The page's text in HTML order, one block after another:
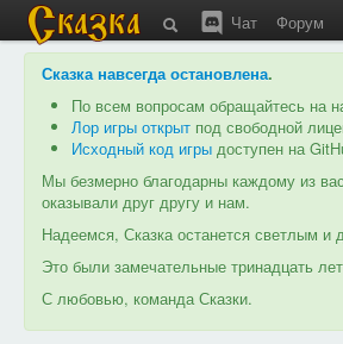
Чат Форум
Сказка навсегда остановлена.
По всем вопросам обращайтесь на
Лор игры открыт под свободной
Исходный код игры доступен на
Мы безмерно благодарны каждому из
оказывали друг другу и нам.
Надеемся, Сказка останется светлым
Это были замечательные тринадцать
С любовью, команда Сказки.